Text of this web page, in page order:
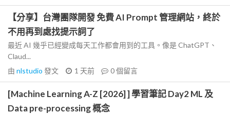
【分享】台灣團隊開發 免費 AI Prompt 管理網站，終於
不用再到處找提示詞了
最近 AI 幾乎已經變成每天工作都會用到的工具。像是 ChatGPT、
Claud...
由 nlstudio 發文 1 天前 0個留言
[Machine Learning A-Z [2026] ] 學習筆記 Day2 ML 及
Data pre-processing 概念